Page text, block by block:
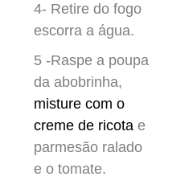
4- Retire do fogo
escorra a água.
5 -Raspe a poupa
da abobrinha,
misture com o
creme de ricota e
parmesão ralado
e o tomate.